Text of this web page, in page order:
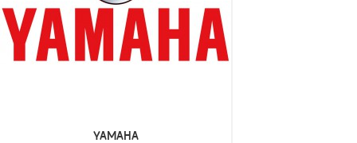
YAMAHA